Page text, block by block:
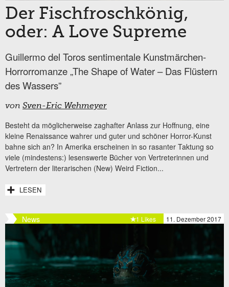
Der Fischfroschkönig,
oder: A Love Supreme
Guillermo del Toros sentimentale Kunstmärchen-
Horrorromanze „The Shape of Water – Das Flüstern
des Wassers”
von Sven-Eric Wehmeyer
Besteht da möglicherweise zaghafter Anlass zur Hoffnung, eine
kleine Renaissance wahrer und guter und schöner Horror-Kunst
bahne sich an? In Amerika erscheinen in so rasanter Taktung so
viele (mindestens:) lesenswerte Bücher von Vertreterinnen und
Vertretern der literarischen (New) Weird Fiction...
LESEN
News 11. Dezember 2017
1 Likes